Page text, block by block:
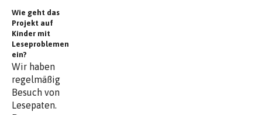
Wie geht das
Projekt auf
Kinder mit
Leseproblemen
ein?
Wir haben
regelmäßig
Besuch von
Lesepaten.